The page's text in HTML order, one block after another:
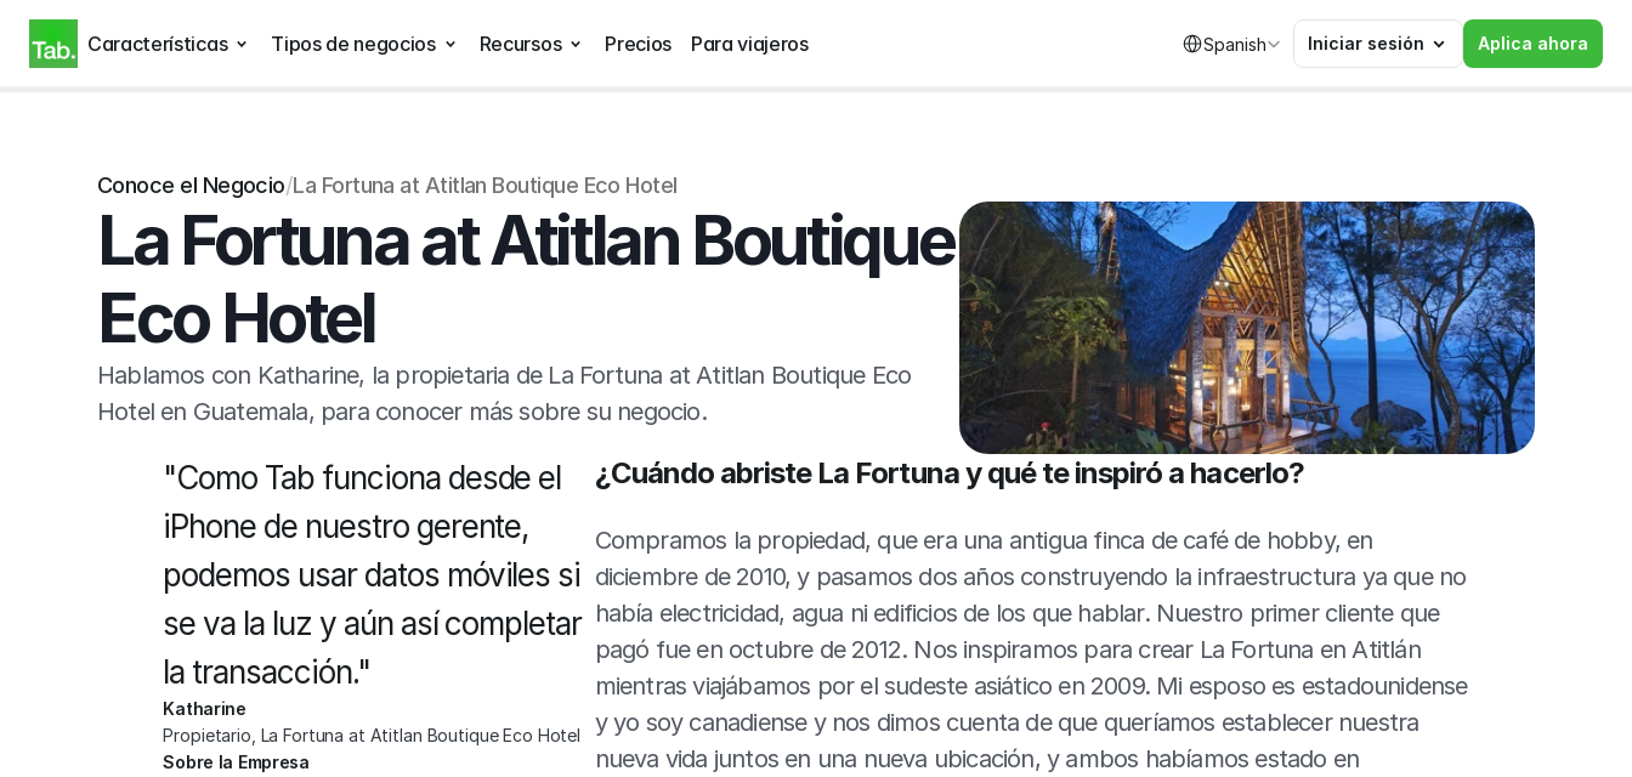
Características Tipos de negocios Recursos Precios Para viajeros Spanish Iniciar sesión Aplica ahora
Conoce el Negocio/La Fortuna at Atitlan Boutique Eco Hotel
La Fortuna at Atitlan Boutique
Eco Hotel
Hablamos con Katharine, la propietaria de La Fortuna at Atitlan Boutique Eco
Hotel en Guatemala, para conocer más sobre su negocio.
"Como Tab funciona desde el
iPhone de nuestro gerente,
podemos usar datos móviles si
se va la luz y aún así completar
la transacción."
Katharine
Propietario, La Fortuna at Atitlan Boutique Eco Hotel
Sobre la Empresa
¿Cuándo abriste La Fortuna y qué te inspiró a hacerlo?
Compramos la propiedad, que era una antigua finca de café de hobby, en
diciembre de 2010, y pasamos dos años construyendo la infraestructura ya que no
había electricidad, agua ni edificios de los que hablar. Nuestro primer cliente que
pagó fue en octubre de 2012. Nos inspiramos para crear La Fortuna en Atitlán
mientras viajábamos por el sudeste asiático en 2009. Mi esposo es estadounidense
y yo soy canadiense y nos dimos cuenta de que queríamos establecer nuestra
nueva vida juntos en una nueva ubicación, y ambos habíamos estado en